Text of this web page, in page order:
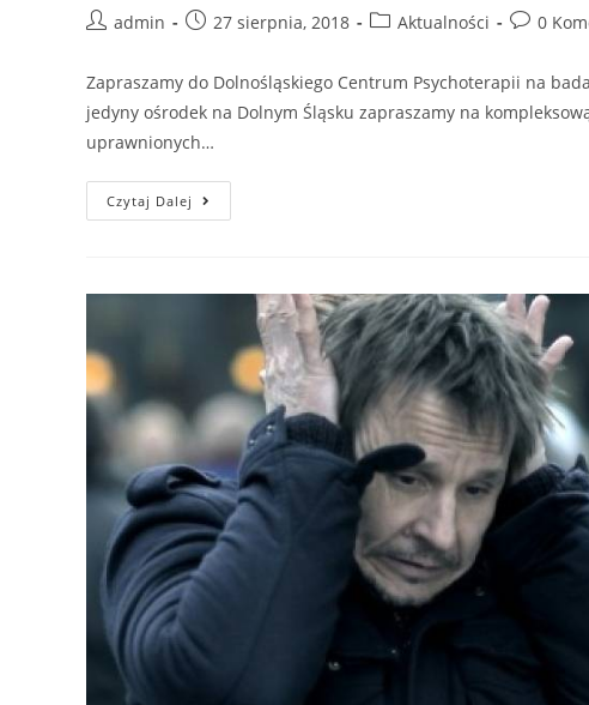
admin 27 sierpnia, 2018 Aktualności 0
Zapraszamy do Dolnośląskiego Centrum Psychoterapii na
jedyny ośrodek na Dolnym Śląsku zapraszamy na
uprawnionych…
Czytaj Dalej